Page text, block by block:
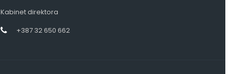
Kabinet direktora
+387 32 650 662